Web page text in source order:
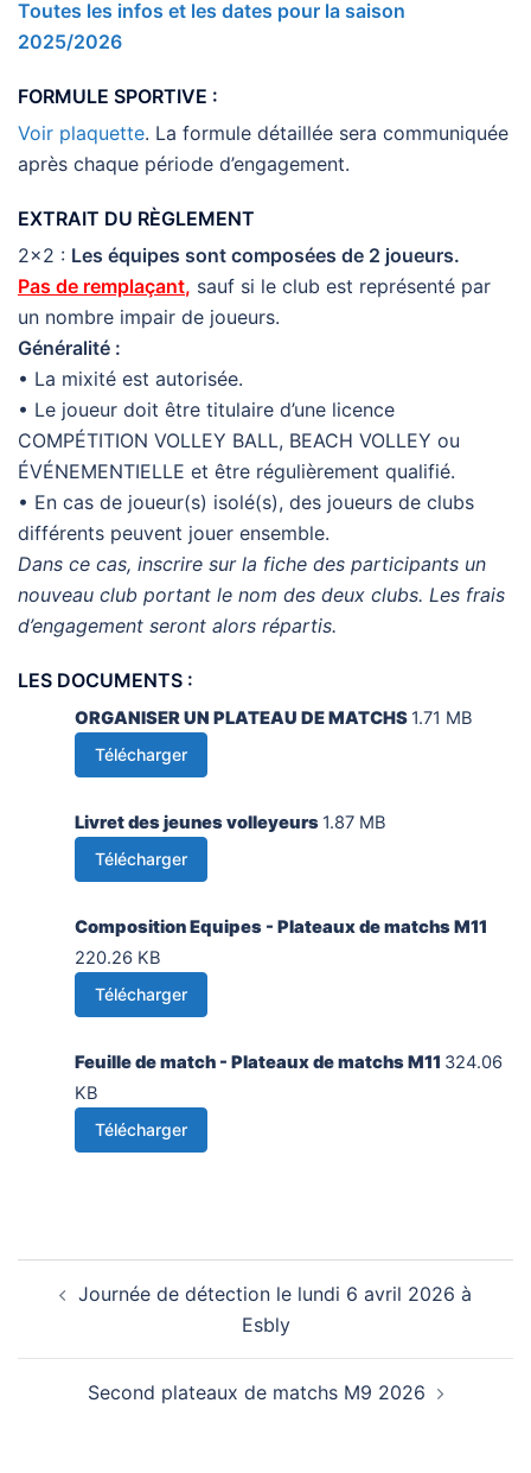
Toutes les infos et les dates pour la saison
2025/2026
FORMULE SPORTIVE :
Voir plaquette. La formule détaillée sera communiquée
après chaque période d’engagement.
EXTRAIT DU RÈGLEMENT
2×2 : Les équipes sont composées de 2 joueurs.
Pas de remplaçant, sauf si le club est représenté par
un nombre impair de joueurs.
Généralité :
• La mixité est autorisée.
• Le joueur doit être titulaire d’une licence
COMPÉTITION VOLLEY BALL, BEACH VOLLEY ou
ÉVÉNEMENTIELLE et être régulièrement qualifié.
• En cas de joueur(s) isolé(s), des joueurs de clubs
différents peuvent jouer ensemble.
Dans ce cas, inscrire sur la fiche des participants un
nouveau club portant le nom des deux clubs. Les frais
d’engagement seront alors répartis.
LES DOCUMENTS :
ORGANISER UN PLATEAU DE MATCHS 1.71 MB
Télécharger
Livret des jeunes volleyeurs 1.87 MB
Télécharger
Composition Equipes - Plateaux de matchs M11
220.26 KB
Télécharger
Feuille de match - Plateaux de matchs M11 324.06
KB
Télécharger
d’articleJournée de détection le lundi 6 avril 2026 à
Esbly
Second plateaux de matchs M9 2026